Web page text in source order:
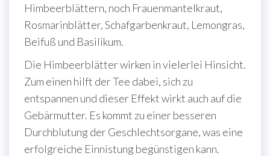
Himbeerblättern, noch Frauenmantelkraut,
Rosmarinblätter, Schafgarbenkraut, Lemongras,
Beifuß und Basilikum.
Die Himbeerblätter wirken in vielerlei Hinsicht.
Zum einen hilft der Tee dabei, sich zu
entspannen und dieser Effekt wirkt auch auf die
Gebärmutter. Es kommt zu einer besseren
Durchblutung der Geschlechtsorgane, was eine
erfolgreiche Einnistung begünstigen kann.